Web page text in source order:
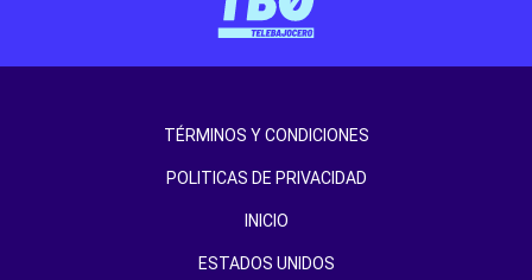
TÉRMINOS Y CONDICIONES
POLITICAS DE PRIVACIDAD
INICIO
ESTADOS UNIDOS